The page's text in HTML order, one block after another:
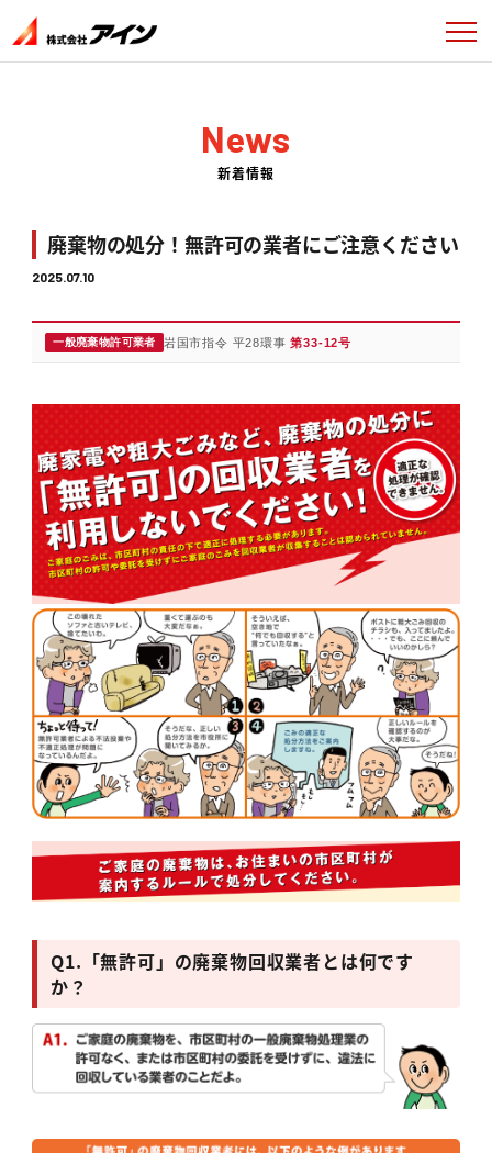
News
新着情報
廃棄物の処分！無許可の業者にご注意ください
2025.07.10
一般廃棄物許可業者 岩国市指令 平28環事第33-12号
Q1. 「無許可」の廃棄物回収業者とは何です
か？